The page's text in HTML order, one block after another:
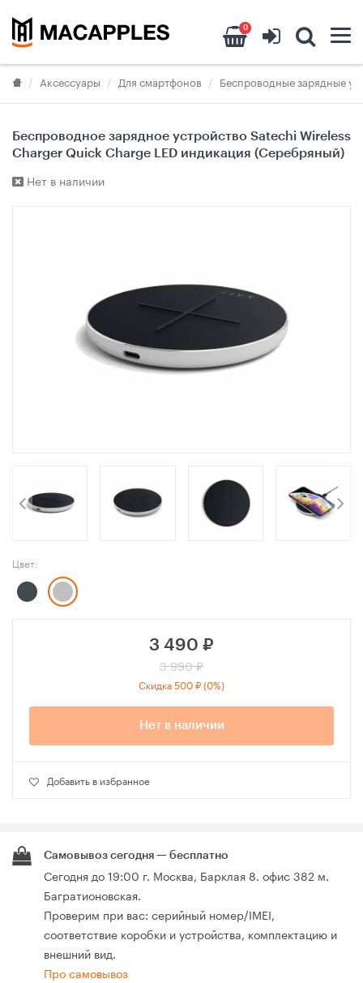
0
Аксессуары Для смартфонов Беспроводные зарядные
Беспроводное зарядное устройство Satechi Wireless
Charger Quick Charge LED индикация (Серебряный)
Нет в наличии
Цвет:
3 490 ₽
3 990 ₽
Скидка 500 ₽ (0%)
Нет в наличии
Добавить в избранное
Самовывоз сегодня — бесплатно
Сегодня до 19:00 г. Москва, Барклая 8. офис 382 м.
Багратионовская.
Проверим при вас: серийный номер/IMEI,
соответствие коробки и устройства, комплектацию и
внешний вид.
Про самовывоз